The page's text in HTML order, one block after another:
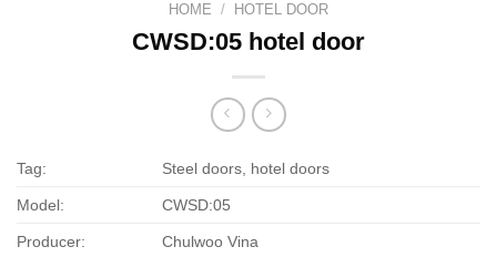
HOME / HOTEL DOOR
CWSD:05 hotel door
Tag: Steel doors, hotel doors
Model: CWSD:05
Producer: Chulwoo Vina